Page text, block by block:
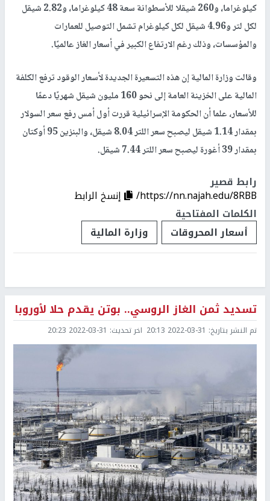
كيلوغراما، و260 شيقلا للأسطوانة سعة 48 كيلوغراما، و2.82 شيقل
لكل لتر و4.96 شيقل لكل كيلوغرام تشمل التوصيل للعمارات
والمؤسسات، وذلك رغم الارتفاع الكبير في أسعار الغاز عالميًا.
وقالت وزارة المالية إن هذه التسعيرة الجديدة لأسعار الوقود ترفع الكلفة
المالية على الخزينة العامة إلى نحو 160 مليون شيقل شهريًا دعمًا
للأسعار، علما أن الحكومة الإسرائيلية قررت أول أمس رفع سعر السولار
بمقدار 1.14 شيقل ليصبح سعر اللتر 8.04 شيقل، والبنزين 95 أوكتان
بمقدار 39 أغورة ليصبح سعر اللتر 7.44 شيقل.
رابط قصير
https://nn.najah.edu/8RBB/
إنسخ الرابط
الكلمات المفتاحية
أسعار المحروقات
وزارة المالية
تسديد ثمن الغاز الروسي.. بوتن يقدم حلا لأوروبا
تم النشر بتاريخ: 2022-03-31 20:13 اخر تحديث: 2022-03-31 20:23